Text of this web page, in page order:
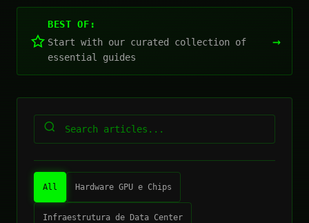
BEST OF:
Start with our curated collection of
essential guides
→
All Hardware GPU e Chips
Infraestrutura de Data Center